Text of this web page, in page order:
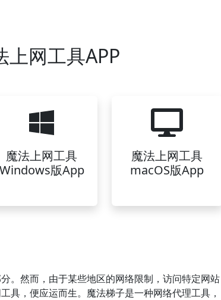
网工具APP
魔法上网工具
Windows版App
魔法上网工具
macOS版App
。然而，由于某些地区的网络限制，访问特定网站
具，便应运而生。魔法梯子是一种网络代理工具，